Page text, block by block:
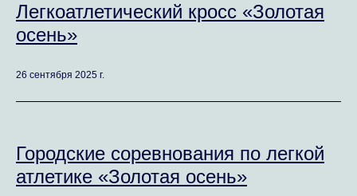
Легкоатлетический кросс «Золотая
осень»
26 сентября 2025 г.
Городские соревнования по легкой
атлетике «Золотая осень»